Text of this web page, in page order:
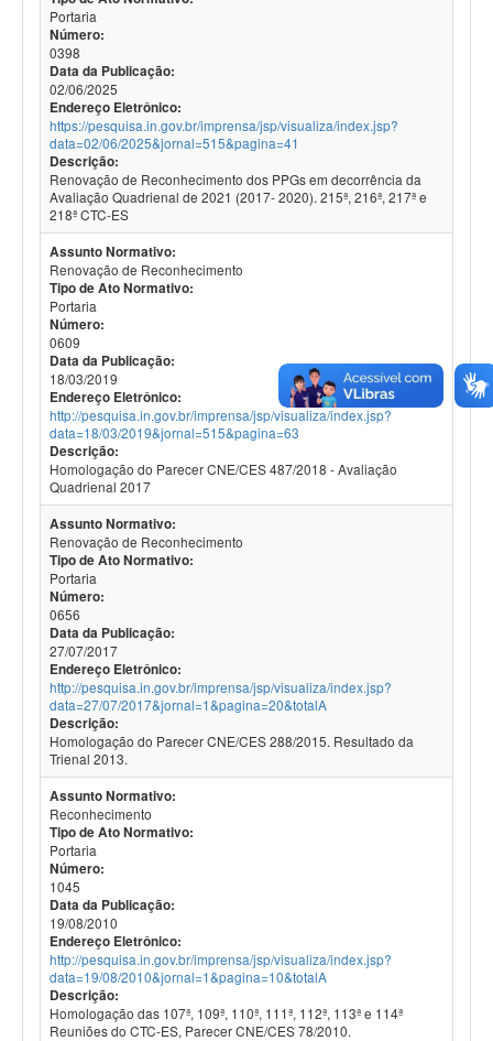
Portaria
Número:
0398
Data da Publicação:
02/06/2025
Endereço Eletrônico:
https://pesquisa.in.gov.br/imprensa/jsp/visualiza/index.jsp?
data=02/06/2025&jornal=515&pagina=41
Descrição:
Renovação de Reconhecimento dos PPGs em decorrência da
Avaliação Quadrienal de 2021 (2017- 2020). 215ª, 216ª, 217ª e
218ª CTC-ES
Assunto Normativo:
Renovação de Reconhecimento
Tipo de Ato Normativo:
Portaria
Número:
0609
Data da Publicação:
18/03/2019
Endereço Eletrônico:
http://pesquisa.in.gov.br/imprensa/jsp/visualiza/index.jsp?
data=18/03/2019&jornal=515&pagina=63
Descrição:
Homologação do Parecer CNE/CES 487/2018 - Avaliação
Quadrienal 2017
Assunto Normativo:
Renovação de Reconhecimento
Tipo de Ato Normativo:
Portaria
Número:
0656
Data da Publicação:
27/07/2017
Endereço Eletrônico:
http://pesquisa.in.gov.br/imprensa/jsp/visualiza/index.jsp?
data=27/07/2017&jornal=1&pagina=20&totalA
Descrição:
Homologação do Parecer CNE/CES 288/2015. Resultado da
Trienal 2013.
Assunto Normativo:
Reconhecimento
Tipo de Ato Normativo:
Portaria
Número:
1045
Data da Publicação:
19/08/2010
Endereço Eletrônico:
http://pesquisa.in.gov.br/imprensa/jsp/visualiza/index.jsp?
data=19/08/2010&jornal=1&pagina=10&totalA
Descrição:
Homologação das 107ª, 109ª, 110ª, 111ª, 112ª, 113ª e 114ª
Reuniões do CTC-ES, Parecer CNE/CES 78/2010.